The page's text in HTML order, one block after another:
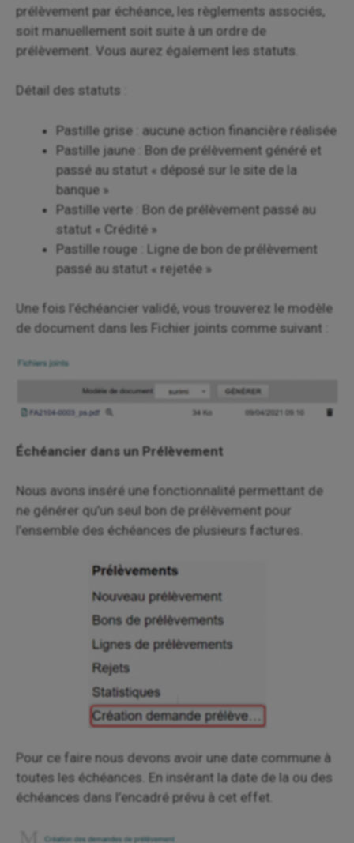
prélèvement par échéance, les règlements associés,
soit manuellement soit suite à un ordre de
prélèvement. Vous aurez également les statuts.
Détail des statuts :
Pastille grise : aucune action financière réalisée
Pastille jaune : Bon de prélèvement généré et
passé au statut « déposé sur le site de la
banque »
Pastille verte : Bon de prélèvement passé au
statut « Crédité »
Pastille rouge : Ligne de bon de prélèvement
passé au statut « rejetée »
Une fois l’échéancier validé, vous trouverez le modèle
de document dans les Fichier joints comme suivant :
Échéancier dans un Prélèvement
Nous avons inséré une fonctionnalité permettant de
ne générer qu’un seul bon de prélèvement pour
l’ensemble des échéances de plusieurs factures.
Pour ce faire nous devons avoir une date commune à
toutes les échéances. En insérant la date de la ou des
échéances dans l’encadré prévu à cet effet.